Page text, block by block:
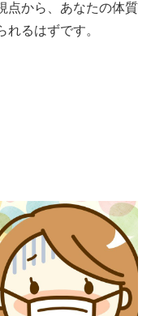
点から、あなたの体質
るはずです。